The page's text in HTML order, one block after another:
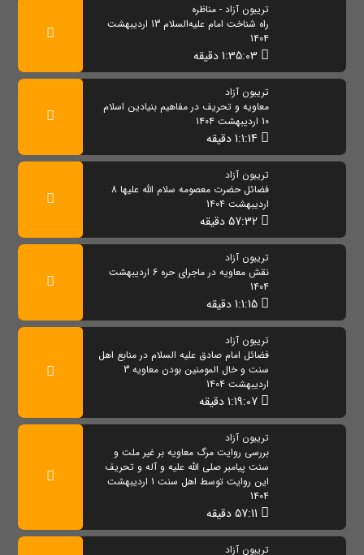
تریبون آزاد - مناظره
راه شناخت امام علیه‌السلام 13 اردیبهشت
1404
تریبون آزاد
معاویه و تحریف در مفاهیم بنیادین اسلام
10 اردیبهشت 1404
تریبون آزاد
فضائل حضرت معصومه سلام الله علیها 8
اردیبهشت 1404
تریبون آزاد
نقش معاویه در ماجرای حره 6 اردیبهشت
1404
تریبون آزاد
فضائل امام صادق علیه السلام در منابع اهل
سنت و خال المومنین بودن معاویه 3
اردیبهشت 1404
تریبون آزاد
بررسی روایت مرگ معاویه بر غیر ملت و
سنت پیامبر صلی الله علیه و آله و تحریف
این روایت توسط اهل سنت 1 اردیبهشت
1404
تریبون آزاد